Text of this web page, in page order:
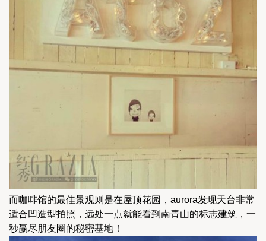
而咖啡馆的最佳景观则是在屋顶花园，aurora发现天台非常
适合凹造型拍照，远处一点就能看到南青山的标志建筑，一
秒赢尽朋友圈的秘密基地！